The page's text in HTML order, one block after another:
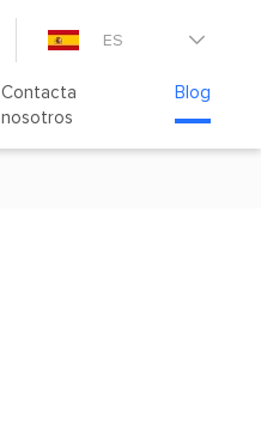
ES 
Contacta
nosotros
Blog